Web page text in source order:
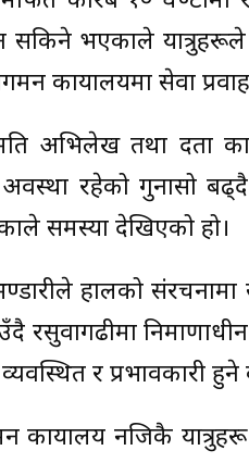
भएकाले यात्रुहरूले
कार्यालयमा सेवा
अभिलेख तथा दर्ता
अवस्था रहेको गुनासो
समस्या देखिएको हो।
हालको
रसुवागढीमा
र प्रभावकारी हुने
कार्यालय नजिकै यात्रुहरू